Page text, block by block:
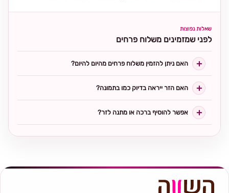
שאלות נפוצות
לפני שמזמינים משלוח פרחים
האם ניתן להזמין משלוח פרחים מהיום להיום?
האם הזר ייראה בדיוק כמו בתמונה?
אפשר להוסיף ברכה או מתנה לזר?